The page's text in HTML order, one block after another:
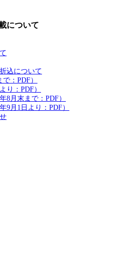
について
込について
：PDF）
り：PDF）
8月末まで：PDF）
9月1日より：PDF）